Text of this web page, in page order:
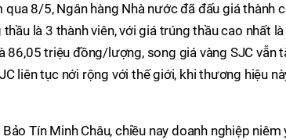
qua 8/5, Ngân hàng Nhà nước đã đấu giá thành
thầu là 3 thành viên, với giá trúng thầu cao nhất
86,05 triệu đồng/lượng, song giá vàng SJC vẫn
liên tục nới rộng với thế giới, khi thương hiệu
Tín Minh Châu, chiều nay doanh nghiệp